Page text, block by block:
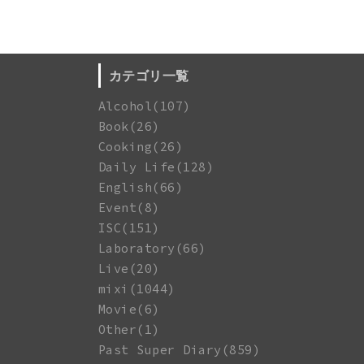
カテゴリ一覧
Alcohol(107)
Book(26)
Cooking(26)
Daily Life(128)
English(66)
Event(8)
ISC(151)
Laboratory(66)
Live(20)
mixi(1044)
Movie(6)
Other(1)
Past Super Diary(859)